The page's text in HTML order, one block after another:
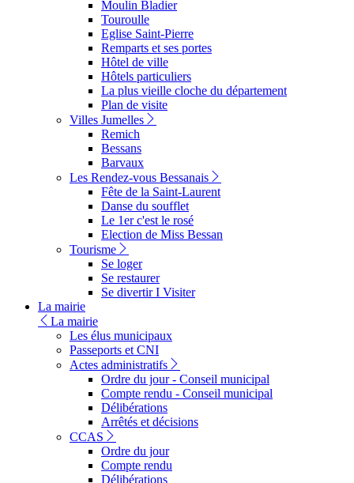
Moulin Bladier
Touroulle
Eglise Saint-Pierre
Remparts et ses portes
Hôtel de ville
Hôtels particuliers
La plus vieille cloche du département
Plan de visite
Villes Jumelles
Remich
Bessans
Barvaux
Les Rendez-vous Bessanais
Fête de la Saint-Laurent
Danse du soufflet
Le 1er c'est le rosé
Election de Miss Bessan
Tourisme
Se loger
Se restaurer
Se divertir I Visiter
La mairie
La mairie
Les élus municipaux
Passeports et CNI
Actes administratifs
Ordre du jour - Conseil municipal
Compte rendu - Conseil municipal
Délibérations
Arrêtés et décisions
CCAS
Ordre du jour
Compte rendu
Délibérations